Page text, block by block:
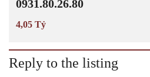
0931.80.26.80
4,05 Tỷ
Reply to the listing